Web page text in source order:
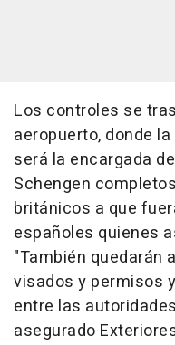
Los controles se
aeropuerto, donde
será la encargada
Schengen
británicos a que
españoles quienes
"También quedarán
visados y permisos
entre las
asegurado